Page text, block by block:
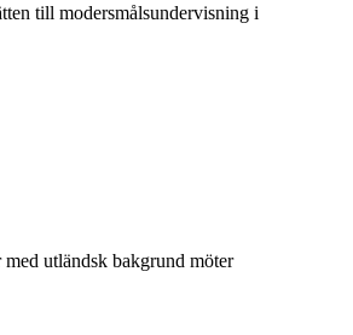
till modersmålsundervisning i
utländsk bakgrund möter